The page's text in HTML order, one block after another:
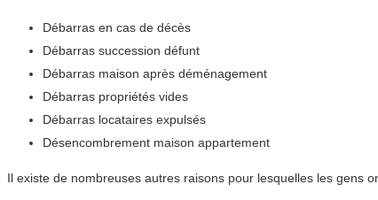
Débarras en cas de décès
Débarras succession défunt
Débarras maison après déménagement
Débarras propriétés vides
Débarras locataires expulsés
Désencombrement maison appartement
Il existe de nombreuses autres raisons pour lesquelles les gens